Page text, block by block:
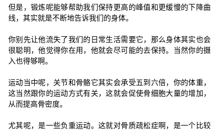
但是，锻炼呢能够帮助我们保持更高的峰值和更缓慢的下降曲
线，其实就是不断地告诉我们的身体。
你别先让他流失了我们的日常生活需要它，那么身体其实也会
很聪明，他觉得你在用，他就会尽可能的去保持。当然你的摄
入也得够啊。
运动当中呢，关节和骨骼它其实会承受五到六倍，你的体重，
这当然跟你的运动方式有关，这就会促使骨细胞大量的增加，
从而提高骨密度。
尤其呢，是一些负重运动。这就对骨质疏松症啊，是一个比较